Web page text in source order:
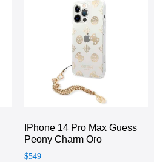
IPhone 14 Pro Max Guess
Peony Charm Oro
$549